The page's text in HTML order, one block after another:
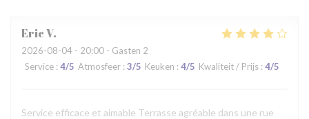
EricV
2026-08-04 - 20:00 - Gasten 2
Service : 4/5 Atmosfeer : 3/5 Keuken : 4/5 Kwaliteit / Prijs : 4/5
Service efficace et aimable Terrasse agréable dans une rue